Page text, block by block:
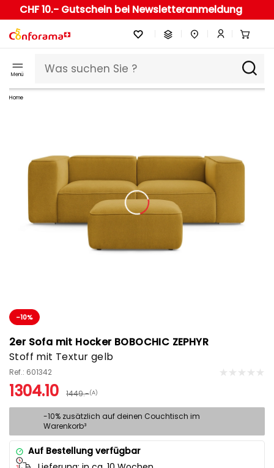
CHF 10.- Gutschein bei Newsletteranmeldung
Menü
Home
-10%
2er Sofa mit Hocker BOBOCHIC ZEPHYR
Stoff mit Textur gelb
Ref.: 601342
1304.10 1449.-(A)
-10% zusätzlich auf deinen Couchtisch im
Warenkorb³
Auf Bestellung verfügbar